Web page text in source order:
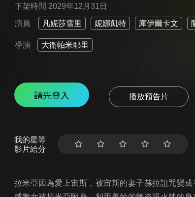
下架時間 2029年12月31日
演員 凡妮莎雪里 妮娜凱特 庫伊爾卡文
導演 大衛帕米耶里
請先登入 播放預告片
我的星等
影片給分
拉米亞因為愛上宙斯，被宙斯的妻子赫拉詛咒變